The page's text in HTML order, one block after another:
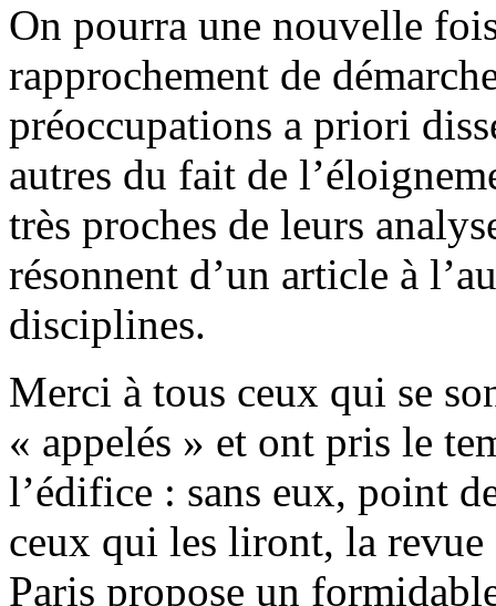
On pourra une nouvelle
rapprochement de
préoccupations a priori
autres du fait de
très proches de leurs
résonnent d’un article à
disciplines.
Merci à tous ceux qui se
« appelés » et ont pris le
l’édifice : sans eux, point
ceux qui les liront, la
Paris propose un